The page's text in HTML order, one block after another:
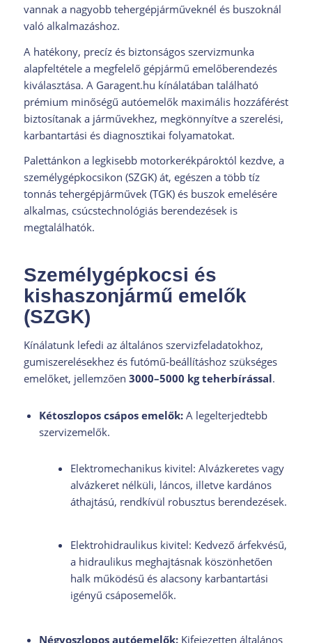
vannak a nagyobb tehergépjárműveknél és buszoknál
való alkalmazáshoz.
A hatékony, precíz és biztonságos szervizmunka
alapfeltétele a megfelelő gépjármű emelőberendezés
kiválasztása. A Garagent.hu kínálatában található
prémium minőségű autóemelők maximális hozzáférést
biztosítanak a járművekhez, megkönnyítve a szerelési,
karbantartási és diagnosztikai folyamatokat.
Palettánkon a legkisebb motorkerékpároktól kezdve, a
személygépkocsikon (SZGK) át, egészen a több tíz
tonnás tehergépjárművek (TGK) és buszok emelésére
alkalmas, csúcstechnológiás berendezések is
megtalálhatók.
Személygépkocsi és
kishaszonjármű emelők
(SZGK)
Kínálatunk lefedi az általános szervizfeladatokhoz,
gumiszerelésekhez és futómű-beállításhoz szükséges
emelőket, jellemzően 3000–5000 kg teherbírással.
Kétoszlopos csápos emelők:A legelterjedtebb
szervizemelők.
Elektromechanikus kivitel: Alvázkeretes vagy
alvázkeret nélküli, láncos, illetve kardános
áthajtású, rendkívül robusztus berendezések.
Elektrohidraulikus kivitel: Kedvező árfekvésű,
a hidraulikus meghajtásnak köszönhetően
halk működésű és alacsony karbantartási
igényű csáposemelők.
Négyoszlopos autóemelők:Kifejezetten általános